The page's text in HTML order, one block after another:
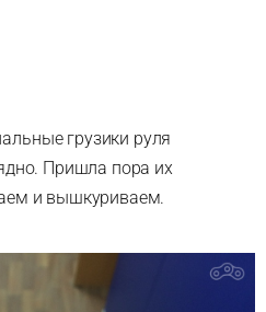
грузики руля
Пришла пора их
и вышкуриваем.